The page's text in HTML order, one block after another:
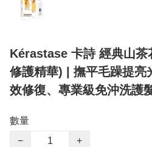
Kérastase 卡詩 經典山茶
修護精華) | 撫平毛躁提亮
效修復、專業級免沖洗護
數量
−
+